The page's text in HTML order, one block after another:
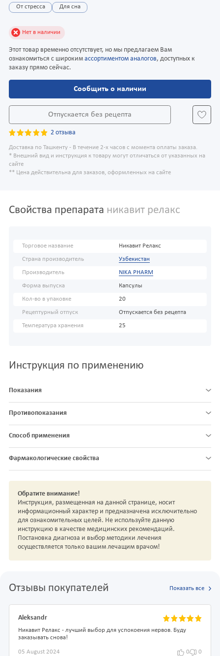
От стресса Для сна
Нет в наличии
Этот товар временно отсутствует, но мы предлагаем Вам
ознакомиться с широким ассортиментом аналогов, доступных к
заказу прямо сейчас.
Сообщить о наличии
Отпускается без рецепта
2 отзыва
Доставка по Ташкенту - В течение 2-х часов с момента оплаты заказа.
* Внешний вид и инструкция к товару могут отличаться от указанных на
сайте
** Цена действительна для заказов, оформленных на сайте
Свойства препарата никавит релакс
Торговое название Никавит Релакс
Страна производитель Узбекистан
Производитель NIKA PHARM
Форма выпуска Капсулы
Кол-во в упаковке 20
Рецептурный отпуск Отпускается без рецепта
Температура хранения 25
Инструкция по применению
Показания
Противопоказания
Способ применения
Фармакологические свойства
Обратите внимание!
Инструкция, размещенная на данной странице, носит
информационный характер и предназначена исключительно
для ознакомительных целей. Не используйте данную
инструкцию в качестве медицинских рекомендаций.
Постановка диагноза и выбор методики лечения
осуществляется только вашим лечащим врачом!
Отзывы покупателей Показать все
Aleksandr
Никавит Релакс - лучший выбор для успокоения нервов. Буду
заказывать снова!
05 August 2024 0 0